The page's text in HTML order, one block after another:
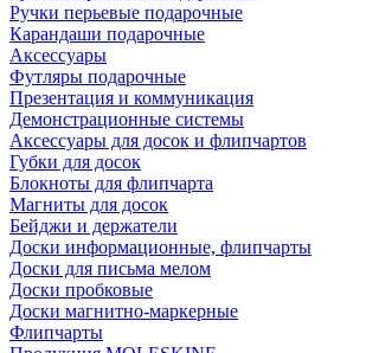
Ручки перьевые подарочные
Карандаши подарочные
Аксессуары
Футляры подарочные
Презентация и коммуникация
Демонстрационные системы
Аксессуары для досок и флипчартов
Губки для досок
Блокноты для флипчарта
Магниты для досок
Бейджи и держатели
Доски информационные, флипчарты
Доски для письма мелом
Доски пробковые
Доски магнитно-маркерные
Флипчарты